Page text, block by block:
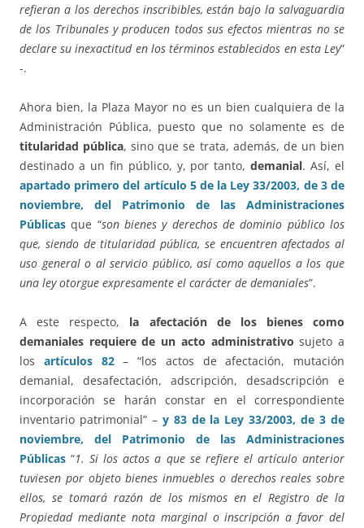
refieran a los derechos inscribibles, están bajo la salvaguardia
de los Tribunales y producen todos sus efectos mientras no se
declare su inexactitud en los términos establecidos en esta Ley”
-.
Ahora bien, la Plaza Mayor no es un bien cualquiera de la
Administración Pública, puesto que no solamente es de
titularidad pública, sino que se trata, además, de un bien
destinado a un fin público, y, por tanto,demanial. Así, el
apartado primero del artículo 5 de la Ley 33/2003, de 3 de
noviembre, del Patrimonio de las Administraciones
Públicas que “son bienes y derechos de dominio público los
que, siendo de titularidad pública, se encuentren afectados al
uso general o al servicio público, así como aquellos a los que
una ley otorgue expresamente el carácter de demaniales”.
A este respecto, la afectación de los bienes como
demaniales requiere de un acto administrativo sujeto a
los artículos 82– “los actos de afectación, mutación
demanial, desafectación, adscripción, desadscripción e
incorporación se harán constar en el correspondiente
inventario patrimonial” – y 83 de la Ley 33/2003, de 3 de
noviembre, del Patrimonio de las Administraciones
Públicas “1. Si los actos a que se refiere el artículo anterior
tuviesen por objeto bienes inmuebles o derechos reales sobre
ellos, se tomará razón de los mismos en el Registro de la
Propiedad mediante nota marginal o inscripción a favor del